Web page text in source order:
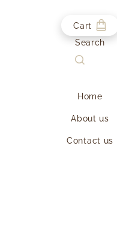
Cart
Search
Home
About us
Contact us